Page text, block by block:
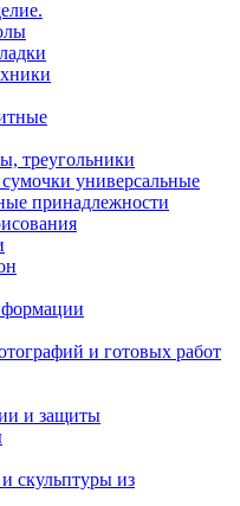
треугольники
универсальные
принадлежности
и готовых работ
и защиты
скульптуры из